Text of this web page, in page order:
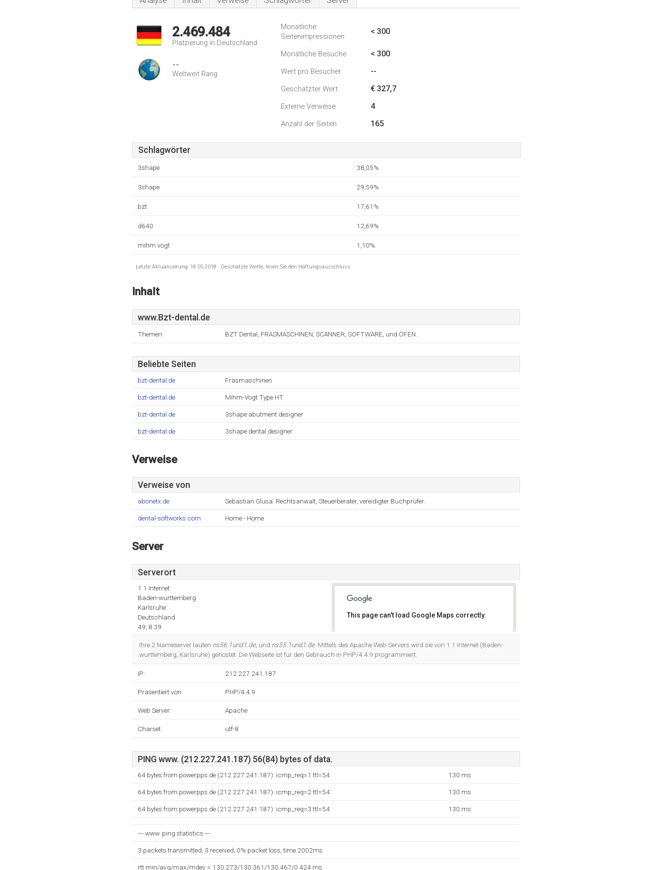
2.469.484
Platzierung in Deutschland
--
Weltweit Rang
Monatliche
Seitenimpressionen
< 300
Monatliche Besuche < 300
Wert pro Besucher --
Geschätzter Wert € 327,7
Externe Verweise 4
Anzahl der Seiten 165
Schlagwörter
3shape 38,05%
3shape 29,59%
bzt 17,61%
d640 12,69%
mihm vogt 1,10%
Letzte Aktualisierung: 18.05.2018 . Geschätzte Werte, lesen Sie den Haftungsausschluss.
Inhalt
www.Bzt-dental.de
Themen: BZT Dental, FRÄSMASCHINEN, SCANNER, SOFTWARE, und ÖFEN.
Beliebte Seiten
bzt-dental.de Fräsmaschinen
bzt-dental.de Mihm-Vogt Type HT
bzt-dental.de 3shape abutment designer
bzt-dental.de 3shape dental designer
Verweise
Verweise von
abonetx.de Sebastian Glusa: Rechtsanwalt, Steuerberater, vereidigter Buchprüfer.
dental-softworks.com Home - Home
Server
Serverort
1 1 Internet
Baden-wurttemberg
Karlsruhe
Deutschland
49, 8.39
This page can't load Google Maps correctly.
Ihre 2 Nameserver lauten ns56.1und1.de, und ns55.1und1.de. Mittels des Apache Web-Servers wird sie von 1 1 Internet (Baden-
wurttemberg, Karlsruhe) gehostet. Die Webseite ist für den Gebrauch in PHP/4.4.9 programmiert.
IP: 212.227.241.187
Präsentiert von: PHP/4.4.9
Web Server: Apache
Charset: utf-8
PING www. (212.227.241.187) 56(84) bytes of data.
64 bytes from powerpps.de (212.227.241.187): icmp_req=1 ttl=54 130 ms
64 bytes from powerpps.de (212.227.241.187): icmp_req=2 ttl=54 130 ms
64 bytes from powerpps.de (212.227.241.187): icmp_req=3 ttl=54 130 ms
--- www. ping statistics ---
3 packets transmitted, 3 received, 0% packet loss, time 2002ms
rtt min/avg/max/mdev = 130.273/130.361/130.467/0.424 ms